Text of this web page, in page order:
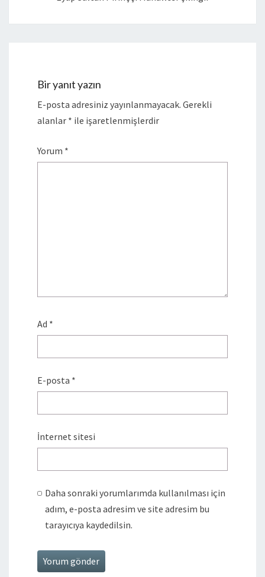
Bir yanıt yazın
E-posta adresiniz yayınlanmayacak. Gerekli
alanlar * ile işaretlenmişlerdir
Yorum *
Ad *
E-posta *
İnternet sitesi
Daha sonraki yorumlarımda kullanılması için
adım, e-posta adresim ve site adresim bu
tarayıcıya kaydedilsin.